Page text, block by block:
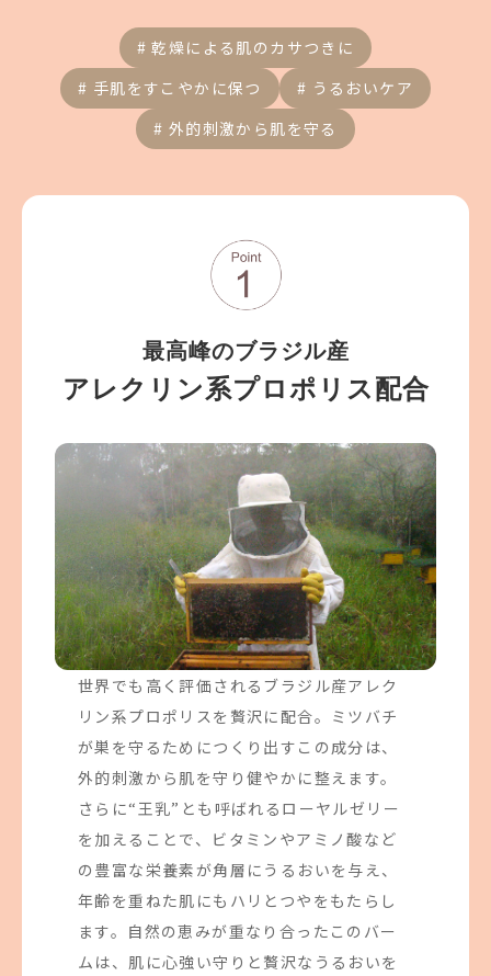
# 乾燥による肌のカサつきに
# 手肌をすこやかに保つ
# うるおいケア
# 外的刺激から肌を守る
最高峰のブラジル産
アレクリン系プロポリス配合
世界でも高く評価されるブラジル産アレク
リン系プロポリスを贅沢に配合。ミツバチ
が巣を守るためにつくり出すこの成分は、
外的刺激から肌を守り健やかに整えます。
さらに“王乳”とも呼ばれるローヤルゼリー
を加えることで、ビタミンやアミノ酸など
の豊富な栄養素が角層にうるおいを与え、
年齢を重ねた肌にもハリとつやをもたらし
ます。自然の恵みが重なり合ったこのバー
ムは、肌に心強い守りと贅沢なうるおいを